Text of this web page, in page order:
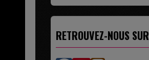
RETROUVEZ-NOUS SUR